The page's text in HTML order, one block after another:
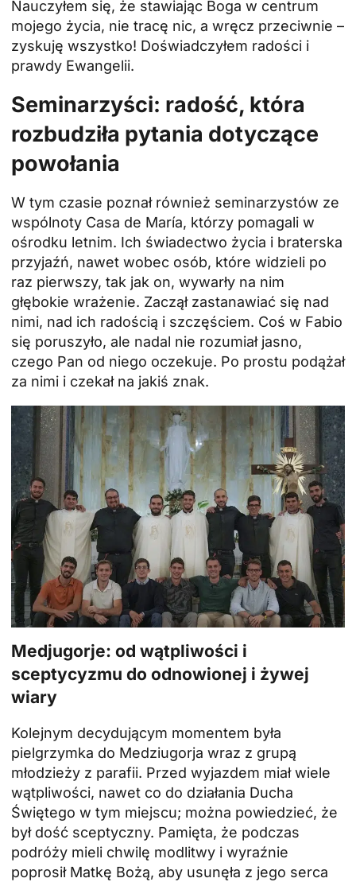
Nauczyłem się, że stawiając Boga w centrum
mojego życia, nie tracę nic, a wręcz przeciwnie –
zyskuję wszystko! Doświadczyłem radości i
prawdy Ewangelii.
Seminarzyści: radość, która
rozbudziła pytania dotyczące
powołania
W tym czasie poznał również seminarzystów ze
wspólnoty Casa de María, którzy pomagali w
ośrodku letnim. Ich świadectwo życia i braterska
przyjaźń, nawet wobec osób, które widzieli po
raz pierwszy, tak jak on, wywarły na nim
głębokie wrażenie. Zaczął zastanawiać się nad
nimi, nad ich radością i szczęściem. Coś w Fabio
się poruszyło, ale nadal nie rozumiał jasno,
czego Pan od niego oczekuje. Po prostu podążał
za nimi i czekał na jakiś znak.
Medjugorje: od wątpliwości i
sceptycyzmu do odnowionej i żywej
wiary
Kolejnym decydującym momentem była
pielgrzymka do Medziugorja wraz z grupą
młodzieży z parafii. Przed wyjazdem miał wiele
wątpliwości, nawet co do działania Ducha
Świętego w tym miejscu; można powiedzieć, że
był dość sceptyczny. Pamięta, że podczas
podróży mieli chwilę modlitwy i wyraźnie
poprosił Matkę Bożą, aby usunęła z jego serca